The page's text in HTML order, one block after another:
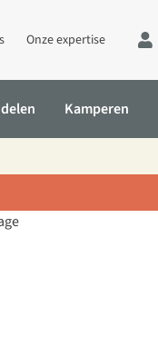
Onze expertise
Kamperen